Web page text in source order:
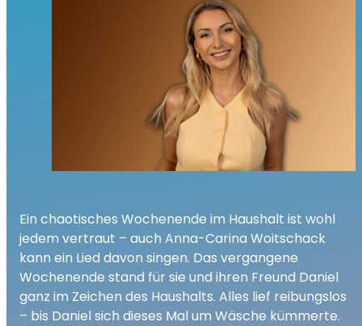
Ein chaotisches Wochenende im Haushalt ist wohl
jedem vertraut – auch Anna-Carina Woitschack
kann ein Lied davon singen. Das vergangene
Wochenende stand für sie und ihren Freund Daniel
ganz im Zeichen des Haushalts. Alles lief reibungslos
– bis Daniel sich dieses Mal um Wäsche kümmerte.